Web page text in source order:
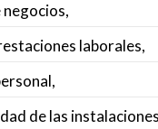
laborales,
de las